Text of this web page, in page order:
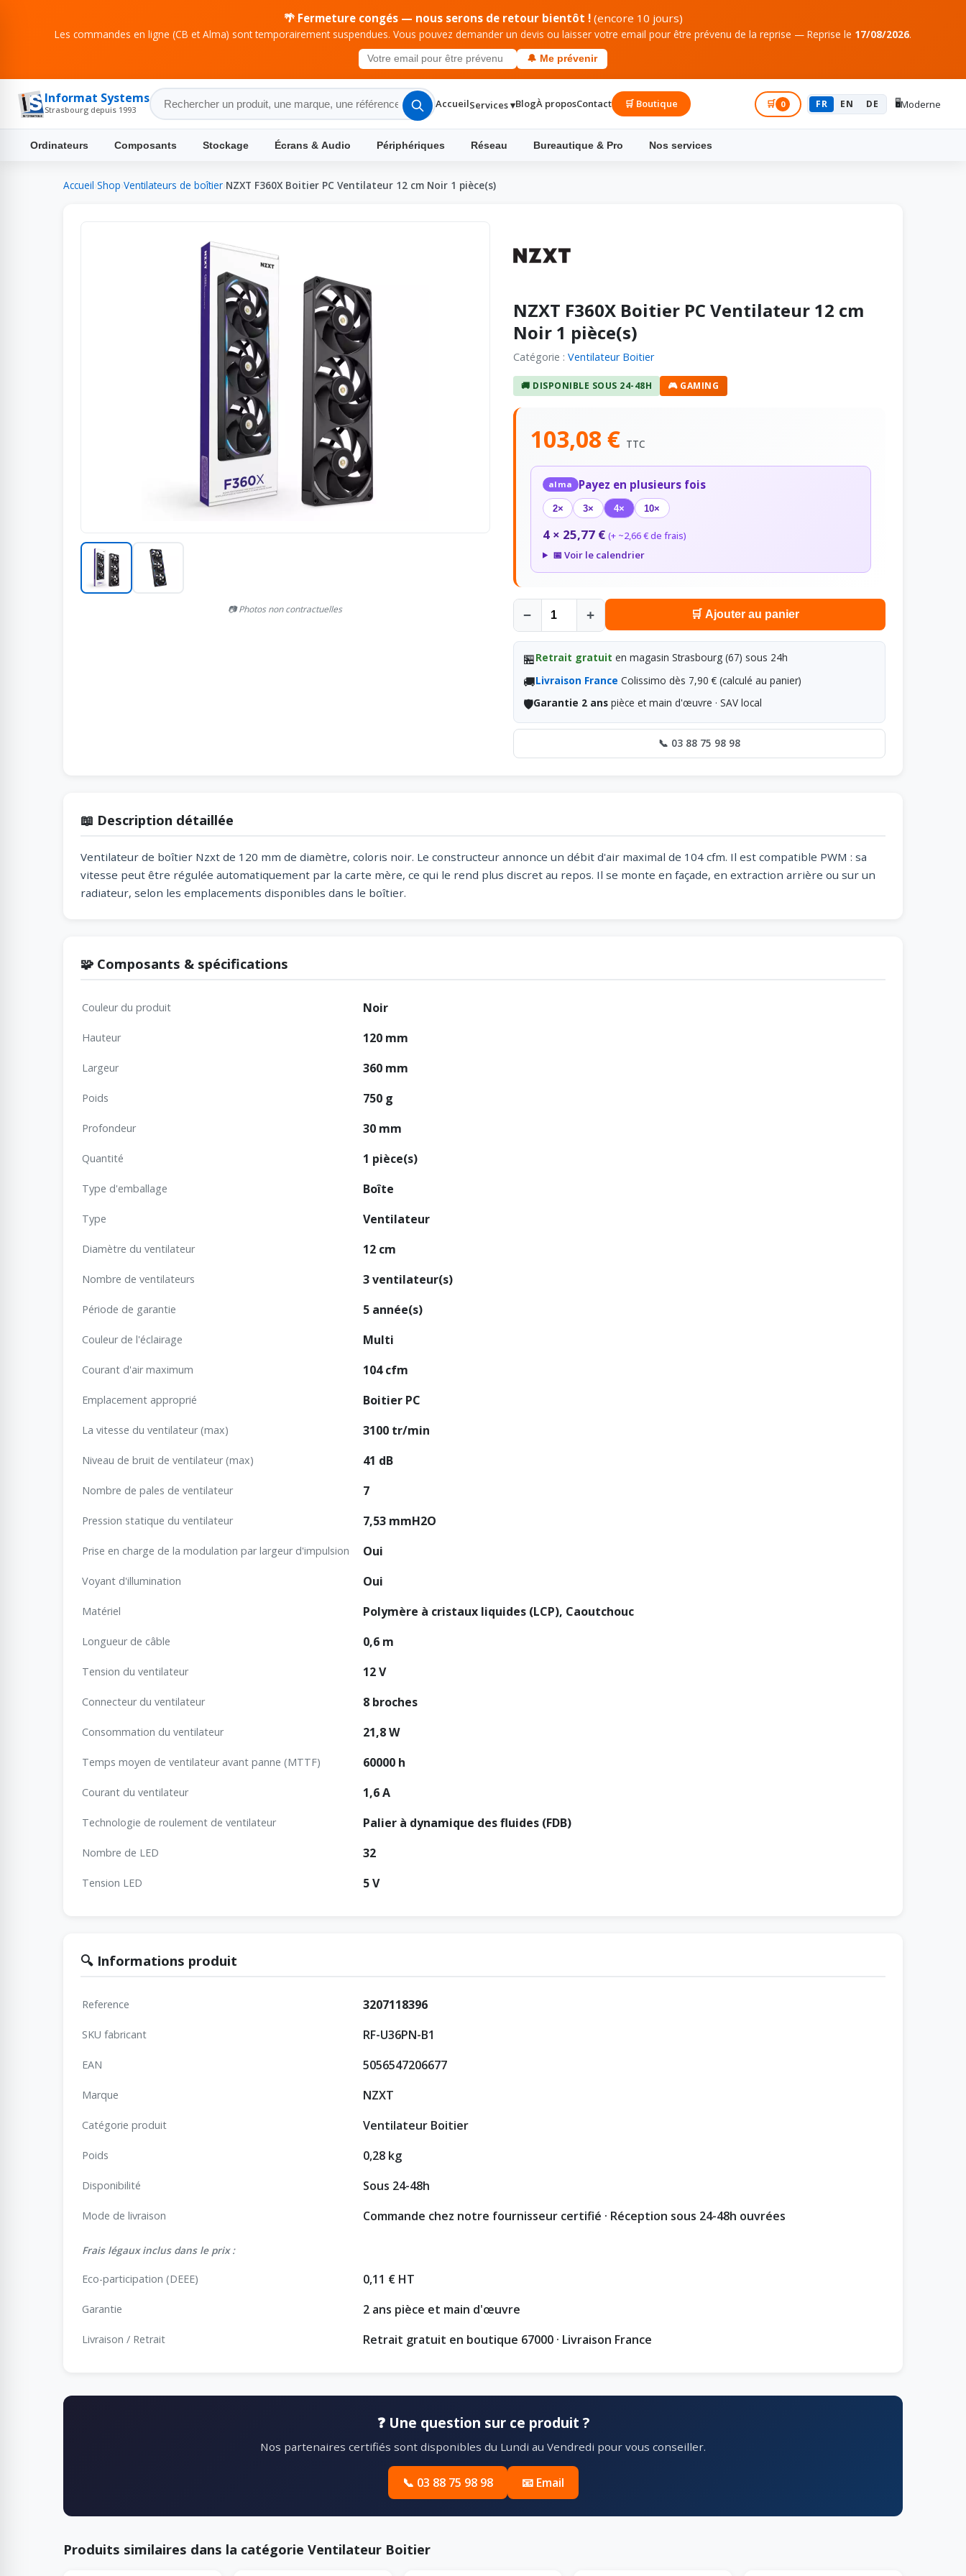
🌴 Fermeture congés — nous serons de retour bientôt !(encore 10 jours)
Les commandes en ligne (CB et Alma) sont temporairement suspendues. Vous pouvez demander un devis ou laisser votre email pour être prévenu de la reprise — Reprise le 17/08/2026.
🔔 Me prévenir
Informat Systems
Strasbourg depuis 1993 AccueilServices ▾BlogÀ proposContact 🛒 Boutique 🛒 0 FR EN DE 🖥️Moderne
Ordinateurs Composants Stockage Écrans & Audio Périphériques Réseau Bureautique & Pro Nos services
Accueil Shop Ventilateurs de boîtier NZXT F360X Boitier PC Ventilateur 12 cm Noir 1 pièce(s)
📷 Photos non contractuelles
NZXT F360X Boitier PC Ventilateur 12 cm
Noir 1 pièce(s)
Catégorie : Ventilateur Boitier
🚚 DISPONIBLE SOUS 24-48H 🎮 GAMING
103,08 € TTC
alma Payez en plusieurs fois
2× 3× 4× 10×
4 × 25,77 € (+ ~2,66 € de frais)
📅 Voir le calendrier
− + 🛒 Ajouter au panier
🏪Retrait gratuit en magasin Strasbourg (67) sous 24h
🚚Livraison France Colissimo dès 7,90 € (calculé au panier)
🛡️Garantie 2 ans pièce et main d'œuvre · SAV local
📞 03 88 75 98 98
📖 Description détaillée
Ventilateur de boîtier Nzxt de 120 mm de diamètre, coloris noir. Le constructeur annonce un débit d'air maximal de 104 cfm. Il est compatible PWM : sa
vitesse peut être régulée automatiquement par la carte mère, ce qui le rend plus discret au repos. Il se monte en façade, en extraction arrière ou sur un
radiateur, selon les emplacements disponibles dans le boîtier.
🧩 Composants & spécifications
Couleur du produit Noir
Hauteur 120 mm
Largeur 360 mm
Poids 750 g
Profondeur 30 mm
Quantité 1 pièce(s)
Type d'emballage Boîte
Type Ventilateur
Diamètre du ventilateur 12 cm
Nombre de ventilateurs 3 ventilateur(s)
Période de garantie 5 année(s)
Couleur de l'éclairage Multi
Courant d'air maximum 104 cfm
Emplacement approprié Boitier PC
La vitesse du ventilateur (max) 3100 tr/min
Niveau de bruit de ventilateur (max) 41 dB
Nombre de pales de ventilateur 7
Pression statique du ventilateur 7,53 mmH2O
Prise en charge de la modulation par largeur d'impulsion Oui
Voyant d'illumination Oui
Matériel Polymère à cristaux liquides (LCP), Caoutchouc
Longueur de câble 0,6 m
Tension du ventilateur 12 V
Connecteur du ventilateur 8 broches
Consommation du ventilateur 21,8 W
Temps moyen de ventilateur avant panne (MTTF) 60000 h
Courant du ventilateur 1,6 A
Technologie de roulement de ventilateur Palier à dynamique des fluides (FDB)
Nombre de LED 32
Tension LED 5 V
🔍 Informations produit
Reference 3207118396
SKU fabricant RF-U36PN-B1
EAN 5056547206677
Marque NZXT
Catégorie produit Ventilateur Boitier
Poids 0,28 kg
Disponibilité Sous 24-48h
Mode de livraison Commande chez notre fournisseur certifié · Réception sous 24-48h ouvrées
Frais légaux inclus dans le prix :
Eco-participation (DEEE) 0,11 € HT
Garantie 2 ans pièce et main d'œuvre
Livraison / Retrait Retrait gratuit en boutique 67000 · Livraison France
❓ Une question sur ce produit ?
Nos partenaires certifiés sont disponibles du Lundi au Vendredi pour vous conseiller.
📞 03 88 75 98 98 📧 Email
Produits similaires dans la catégorie Ventilateur Boitier